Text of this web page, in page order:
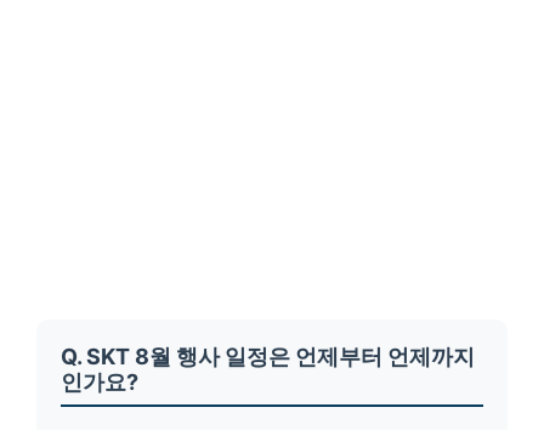
Q. SKT 8월 행사 일정은 언제부터 언제까지
인가요?